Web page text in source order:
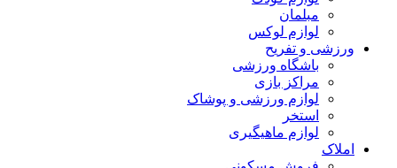
مبلمان
لوازم لوکس
ورزشی و تفریح
باشگاه ورزشی
مراکز بازی
لوازم ورزشی و پوشاک
استخر
لوازم ماهیگیری
املاک